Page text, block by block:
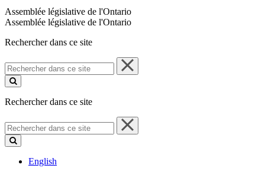
Assemblée législative de l'Ontario
Assemblée législative de l'Ontario
Rechercher dans ce site
Rechercher
dans
ce
Rechercher dans ce site
Rechercher
dans
ce
English